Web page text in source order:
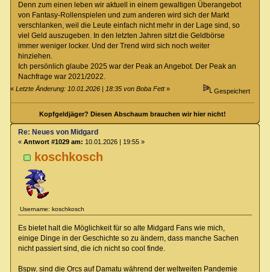
Denn zum einen leben wir aktuell in einem gewaltigen Überangebot
von Fantasy-Rollenspielen und zum anderen wird sich der Markt
verschlanken, weil die Leute einfach nicht mehr in der Lage sind, so
viel Geld auszugeben. In den letzten Jahren sitzt die Geldbörse
immer weniger locker. Und der Trend wird sich noch weiter
hinziehen.
Ich persönlich glaube 2025 war der Peak an Angebot. Der Peak an
Nachfrage war 2021/2022.
«Letzte Änderung: 10.01.2026 | 18:35 von Boba Fett» Gespeichert
Kopfgeldjäger? Diesen Abschaum brauchen wir hier nicht!
koschkosch
Username: koschkosch
Re: Neues von Midgard
« Antwort #1029 am: 10.01.2026 | 19:55 »
Es bietet halt die Möglichkeit für so alte Midgard Fans wie mich,
einige Dinge in der Geschichte so zu ändern, dass manche Sachen
nicht passiert sind, die ich nicht so cool finde.
Bspw. sind die Orcs auf Damatu während der weltweiten Pandemie